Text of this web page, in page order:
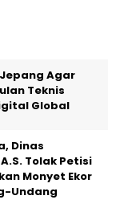
Agar
Teknis
Global
Dinas
Tolak Petisi
Monyet Ekor
Undang